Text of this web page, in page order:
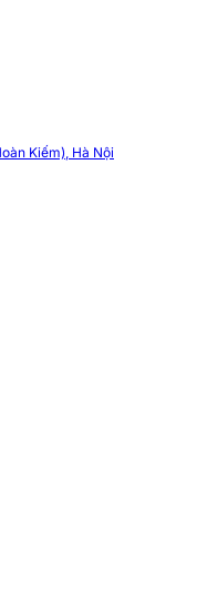
Kiếm), Hà Nội